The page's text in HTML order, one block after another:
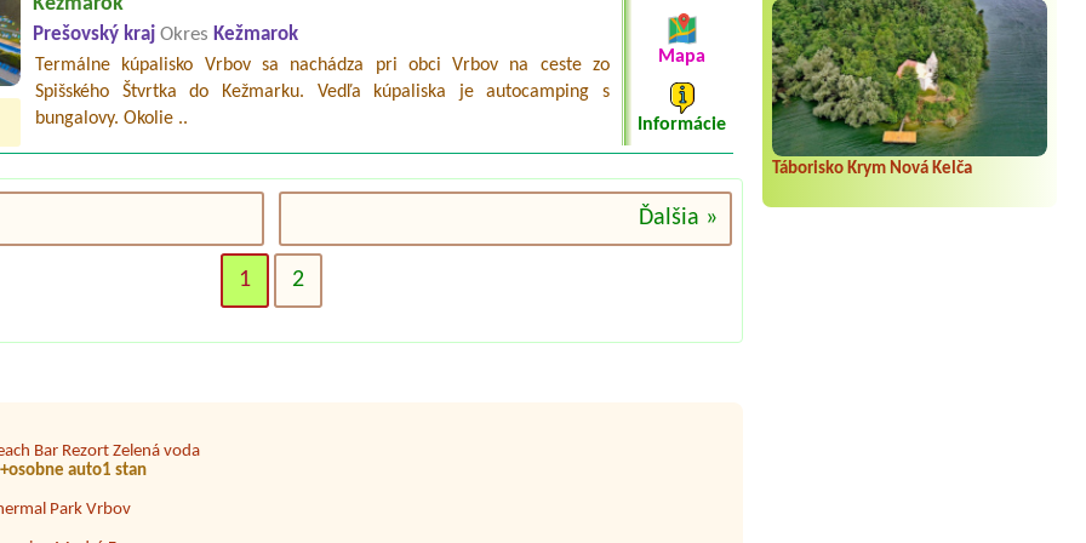
Táborisko Krym Nová Kelča
Prešovský krajOkres Kežmarok
Termálne kúpalisko Vrbov sa nachádza pri obci Vrbov na ceste zo
Spišského Štvrtka do Kežmarku. Vedľa kúpaliska je autocamping s
bungalovy. Okolie ..
Mapa
Informácie
Ďalšia »
1 2
auto1 stan